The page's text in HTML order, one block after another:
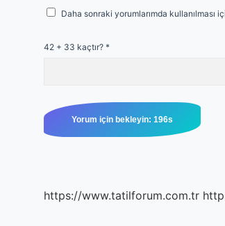
Daha sonraki yorumlarımda kullanılması
42 + 33 kaçtır? *
https://www.tatilforum.com.tr